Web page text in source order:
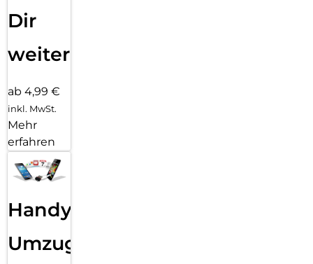
Dir
weiter
ab 4,99 €
inkl. MwSt.
Mehr
erfahren
Handy
Umzug